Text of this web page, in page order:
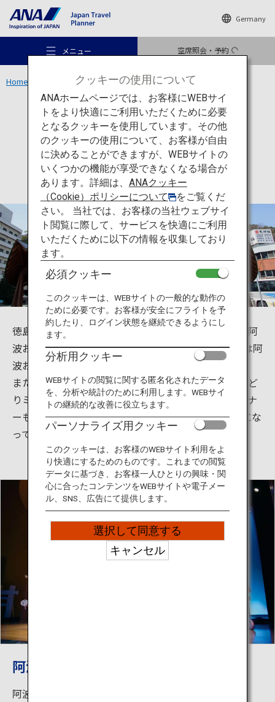
Germany
メニュー 空席照会・予約
おすすめの旅
旅のアイデア
行き先
旅のお役立ち情報
ANA サービス
Home 四国エリア 阿波おどり会館
文化 徳島
阿波おどり会館
徳島県徳島市の阿波おどり会館は、世界に誇る徳島の阿
波おどりが年間を通して楽しめる施設で、1番の目玉は阿
波おどりホールです。
また、阿波おどりの歴史を楽しみながら学べる阿波おど
りミュージアムや、「あるでよ徳島」という物産コーナ
ーも併設されています。5階は眉山ロープウェイの駅にな
っており、山頂からの景色も絶好です。
阿波おどり会館
阿波おどりを観覧するための専用ホール（客席数250
クッキーの使用について
ANAホームページでは、お客様にWEBサイ
トをより快適にご利用いただくために必要
となるクッキーを使用しています。その他
のクッキーの使用について、お客様が自由
に決めることができますが、WEBサイトの
いくつかの機能が享受できなくなる場合が
あります。詳細は、 ANAクッキー
（Cookie）ポリシーについて
をご覧くだ
さい。 当社では、お客様の当社ウェブサイ
ト閲覧に際して、サービスを快適にご利用
いただくために以下の情報を収集しており
ます。
必須クッキー
このクッキーは、WEBサイトの一般的な動作の
ために必要です。お客様が安全にフライトを予
約したり、ログイン状態を継続できるようにし
ます。
分析用クッキー
WEBサイトの閲覧に関する匿名化されたデータ
を、分析や統計のために利用します。WEBサイ
トの継続的な改善に役立ちます。
パーソナライズ用クッキー
このクッキーは、お客様のWEBサイト利用をよ
り快適にするためのものです。これまでの閲覧
データに基づき、お客様一人ひとりの興味・関
心に合ったコンテンツをWEBサイトや電子メー
ル、SNS、広告にて提供します。
選択して同意する
キャンセル